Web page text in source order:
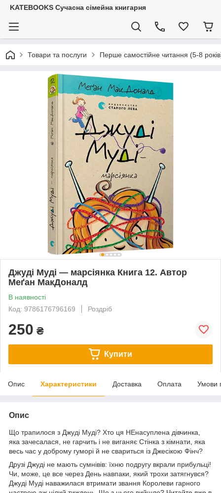
KATEBOOKS Сучасна сімейна книгарня
Товари та послуги Перше самостійне читання (5-8
Джуді Муді — марсіянка Книга 12. Автор
Меґан МакДоналд
В наявності
Код: 9786176796169
Роздріб
250 ₴
Купити
Опис Характеристики Доставка Оплата Умови
Опис
Що трапилося з Джуді Муді? Хто ця НЕнасуплена дівчинка,
яка зачесалася, не гарчить і не виганяє Стінка з кімнати, яка
весь час у доброму гуморі й не свариться із Джесікою Фінч?
Друзі Джуді не мають сумнівів: їхню подругу вкрали прибульці!
Чи, може, це все через День навпаки, який трохи затягнувся?
Джуді Муді наважилася втримати звання Королеви гарного